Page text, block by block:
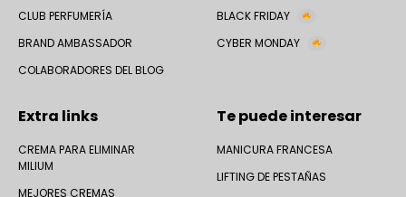
CLUB PERFUMERÍA
BRAND AMBASSADOR
COLABORADORES DEL BLOG
BLACK FRIDAY
CYBER MONDAY
Extra links
CREMA PARA ELIMINAR
MILIUM
MEJORES CREMAS
Te puede interesar
MANICURA FRANCESA
LIFTING DE PESTAÑAS